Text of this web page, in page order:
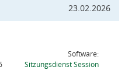
23.02.2026
Software:
SitzungsdienstSession(Wird in